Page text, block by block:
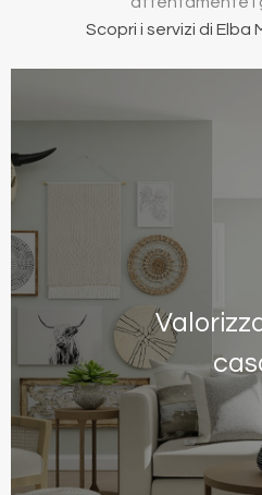
Scopri i servizi di Elba